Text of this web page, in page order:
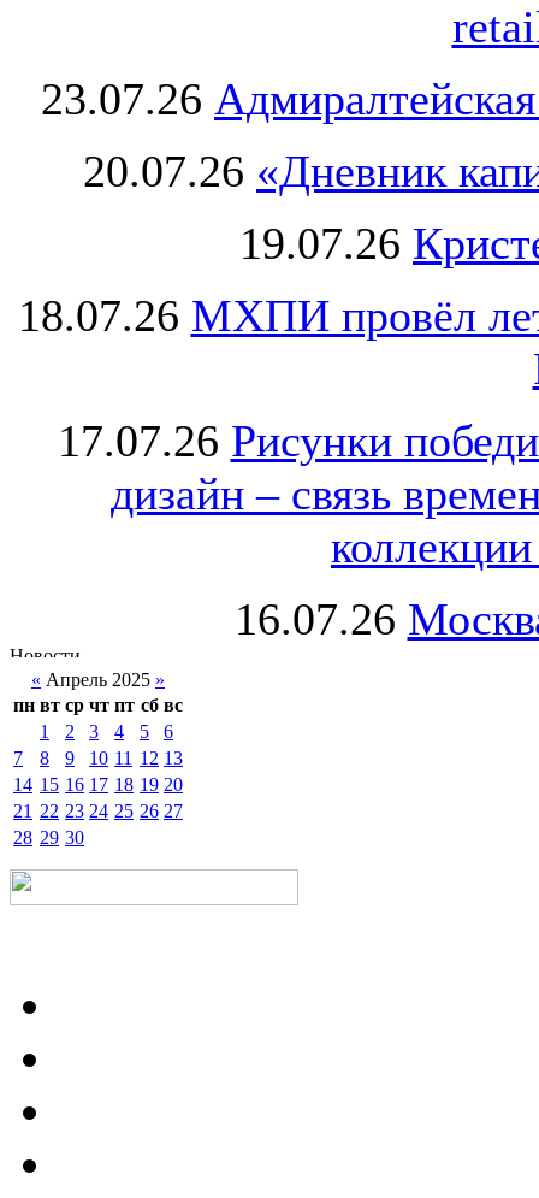
23.07.26
20.07.26 «Дневник
19.07.26
18.07.26 МХПИ провёл
17.07.26 Рисунки
дизайн – связь
16.07.26
« Апрель 2025 »
пн вт ср чт пт сб вс
1
2 3 4 5
6
7
8 9 10 11 12 13
14 15 16 17 18 19 20
21 22 23 24 25 26 27
28 29 30